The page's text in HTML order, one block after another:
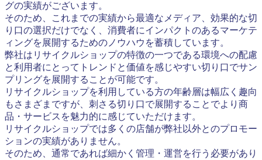
グの実績がございます。
そのため、これまでの実績から最適なメディア、効果的な切
り口の選択だけでなく、消費者にインパクトのあるマーケテ
ィングを展開するためのノウハウを蓄積しています。
弊社はリサイクルショップの特徴の一つである環境への配慮
と利用者にとってトレンドと価値を感じやすい切り口でサン
プリングを展開することが可能です。
リサイクルショップを利用している方の年齢層は幅広く趣向
もさまざまですが、刺さる切り口で展開することでより商
品・サービスを魅力的に感じていただけます。
リサイクルショップでは多くの店舗が弊社以外とのプロモー
ションの実績がありません。
そのため、通常であれば細かく管理・運営を行う必要があり